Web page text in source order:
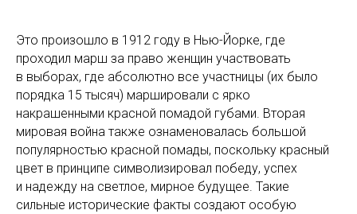
Это произошло в 1912 году в Нью-Йорке, где
проходил марш за право женщин участвовать
в выборах, где абсолютно все участницы (их было
порядка 15 тысяч) маршировали с ярко
накрашенными красной помадой губами. Вторая
мировая война также ознаменовалась большой
популярностью красной помады, поскольку красный
цвет в принципе символизировал победу, успех
и надежду на светлое, мирное будущее. Такие
сильные исторические факты создают особую